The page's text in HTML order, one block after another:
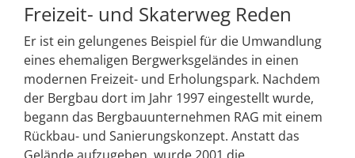
Freizeit- und Skaterweg Reden
Er ist ein gelungenes Beispiel für die Umwandlung
eines ehemaligen Bergwerksgeländes in einen
modernen Freizeit- und Erholungspark. Nachdem
der Bergbau dort im Jahr 1997 eingestellt wurde,
begann das Bergbauunternehmen RAG mit einem
Rückbau- und Sanierungskonzept. Anstatt das